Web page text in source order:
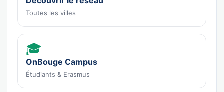
Toutes les villes
🎓
OnBouge Campus
Étudiants & Erasmus